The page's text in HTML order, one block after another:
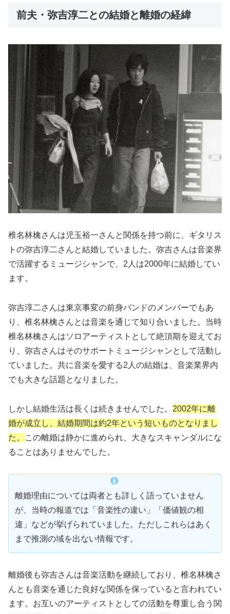
前夫・弥吉淳二との結婚と離婚の経緯
椎名林檎さんは児玉裕一さんと関係を持つ前に、ギタリス
トの弥吉淳二さんと結婚していました。弥吉さんは音楽界
で活躍するミュージシャンで、2人は2000年に結婚してい
ます。
弥吉淳二さんは東京事変の前身バンドのメンバーでもあ
り、椎名林檎さんとは音楽を通じて知り合いました。当時
椎名林檎さんはソロアーティストとして絶頂期を迎えてお
り、弥吉さんはそのサポートミュージシャンとして活動し
ていました。共に音楽を愛する2人の結婚は、音楽業界内
でも大きな話題となりました。
しかし結婚生活は長くは続きませんでした。 2002年に離
婚が成立し、結婚期間は約2年という短いものとなりまし
た。
この離婚は静かに進められ、大きなスキャンダルにな
ることはありませんでした。
離婚理由については両者とも詳しく語っていません
が、当時の報道では「音楽性の違い」「価値観の相
違」などが挙げられていました。ただしこれらはあく
まで推測の域を出ない情報です。
離婚後も弥吉さんは音楽活動を継続しており、椎名林檎さ
んとも音楽を通じた良好な関係を保っていると言われてい
ます。お互いのアーティストとしての活動を尊重し合う関